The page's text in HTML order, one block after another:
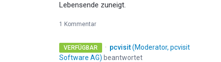
Lebensende zuneigt.
1 Kommentar
VERFÜGBAR · pcvisit(Moderator, pcvisit
Software AG) beantwortet